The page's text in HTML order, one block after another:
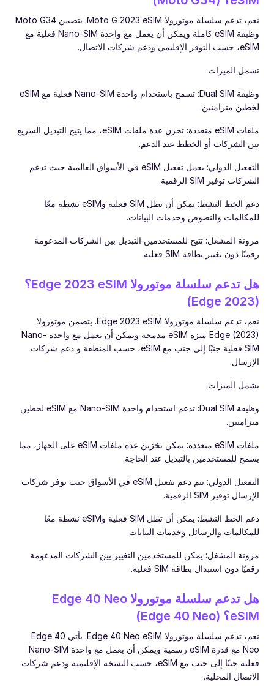
نعم، تدعم سلسلة موتورولا Moto G 2023 eSIM. يتضمن Moto G34
وظيفة eSIM كاملة ويمكن أن يعمل مع واحدة Nano-SIM فعلية مع
eSIM، حسب التوفر الإقليمي ودعم شركات الاتصال.
تشمل الميزات:
وظيفة Dual SIM: تسمح باستخدام واحدة Nano-SIM فعلية مع eSIM
لخطين متزامنين.
ملفات eSIM متعددة: تخزن عدة ملفات eSIM، مما يتيح التبديل السريع
بين الشركات أو الخطط عند الدعم.
التفعيل الدولي: يعمل تفعيل eSIM في الأسواق العالمية حيث تدعم
الشركات توفير SIM الرقمية.
دعم الخط النشط: يمكن أن تظل SIM فعلية وeSIM نشطة معًا
للمكالمات والنصوص وخدمات البيانات.
مرونة المشغل: تتيح للمستخدمين التبديل بين الشركات المدعومة
رقميًا دون تغيير بطاقة SIM فعلية.
هل تدعم سلسلة موتورولا Edge 2023 eSIM؟
(Edge 2023)
نعم، تدعم سلسلة موتورولا Edge 2023 eSIM. يتضمن موتورولا
Edge (2023) ميزة eSIM مدمجة ويمكن أن يعمل مع واحدة Nano-
SIM فعلية جنبًا إلى جنب مع eSIM، حسب المنطقة و دعم شركات
الإرسال.
تشمل الميزات:
وظيفة Dual SIM: تدعم استخدام واحدة Nano-SIM مع eSIM لخطين
متزامنين.
ملفات eSIM متعددة: يمكن تخزين عدة ملفات eSIM على الجهاز، مما
يسمح للمستخدمين بالتبديل عند الحاجة.
التفعيل الدولي: يتم دعم تفعيل eSIM في الأسواق حيث توفر شركات
الإرسال توفير SIM الرقمية.
دعم الخط النشط: يمكن أن تظل SIM فعلية وeSIM نشطة معًا
للمكالمات والرسائل وخدمات البيانات.
مرونة المشغل: يمكن للمستخدمين التغيير بين الشركات المدعومة
رقميًا دون استبدال بطاقة SIM فعلية.
هل تدعم سلسلة موتورولا Edge 40 Neo
eSIM؟ (Edge 40 Neo)
نعم، تدعم سلسلة موتورولا Edge 40 Neo eSIM. يأتي Edge 40
Neo مع قدرة eSIM رسمية ويمكن أن يعمل مع واحدة Nano-SIM
فعلية جنبًا إلى جنب مع eSIM، حسب النسخة الإقليمية ودعم شركات
الاتصال المحلية.